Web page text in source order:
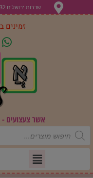
שדרות ירושלים 32 תל אביב-יפו
זמינים
אשר צעצועים -